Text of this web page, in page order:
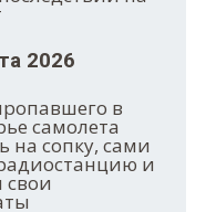
2026
в
самолета
на сопку, сами
и
свои